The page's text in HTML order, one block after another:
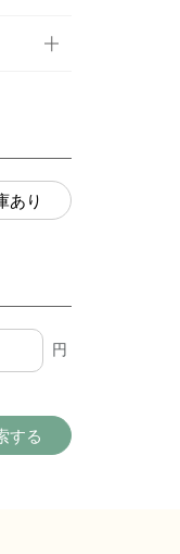
あり
円
する